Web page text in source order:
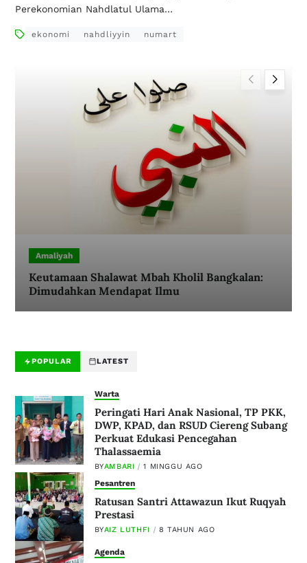
Perekonomian Nahdlatul Ulama…
ekonomi nahdliyyin numart
Amaliyah
Keutamaan Shalawat Mbah Kholil Bangkalan:
Dimudahkan Mendapat Ilmu
POPULAR LATEST
Warta
Peringati Hari Anak Nasional, TP PKK,
DWP, KPAD, dan RSUD Ciereng Subang
Perkuat Edukasi Pencegahan
Thalassaemia
BYAMBARI 1 MINGGU AGO
Pesantren
Ratusan Santri Attawazun Ikut Ruqyah
Prestasi
BYAIZ LUTHFI 8 TAHUN AGO
Agenda